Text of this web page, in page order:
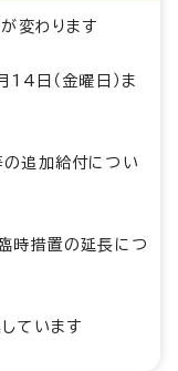
変わります
日（金曜日）ま
追加給付につい
時措置の延長につ
ています